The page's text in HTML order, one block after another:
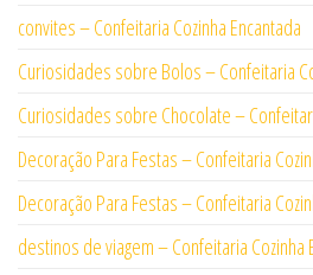
convites – Confeitaria Cozinha Encantada
Curiosidades sobre Bolos – Confeitaria
Curiosidades sobre Chocolate –
Decoração Para Festas – Confeitaria
Decoração Para Festas – Confeitaria
destinos de viagem – Confeitaria Cozinha